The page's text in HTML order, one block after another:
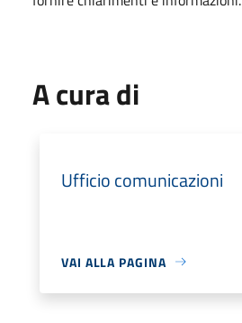
A cura di
Ufficio comunicazioni
VAI ALLA PAGINA